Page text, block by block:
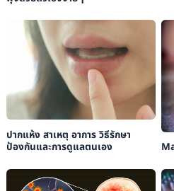
ปากแห้ง สาเหตุ อาการ วิธีรักษา
ป้องกันและการดูแลตนเอง